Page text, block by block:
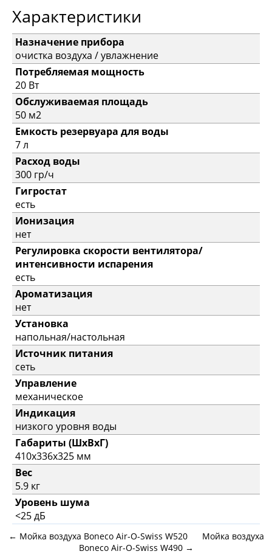
Характеристики
Назначение прибора
очистка воздуха / увлажнение
Потребляемая мощность
20 Вт
Обслуживаемая площадь
50 м2
Емкость резервуара для воды
7 л
Расход воды
300 гр/ч
Гигростат
есть
Ионизация
нет
Регулировка скорости вентилятора/
интенсивности испарения
есть
Ароматизация
нет
Установка
напольная/настольная
Источник питания
сеть
Управление
механическое
Индикация
низкого уровня воды
Габариты (ШхВхГ)
410х336х325 мм
Вес
5.9 кг
Уровень шума
<25 дБ
← Мойка воздуха Boneco Air-O-Swiss W520
Мойка воздуха
Boneco Air-O-Swiss W490→